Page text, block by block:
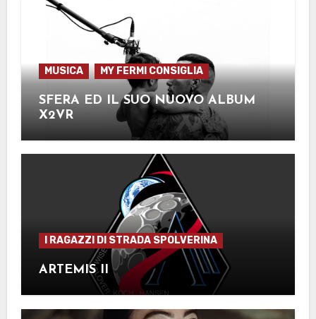
MUSICA MY FERMI CONSIGLIA
SFERA ED IL SUO NUOVO ALBUM
X2VR
I RAGAZZI DI STRADA SPOLVERINA
ARTEMIS II